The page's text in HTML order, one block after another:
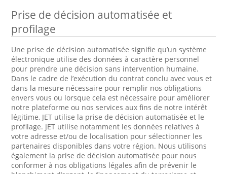
Prise de décision automatisée et
profilage
Une prise de décision automatisée signifie qu’un système
électronique utilise des données à caractère personnel
pour prendre une décision sans intervention humaine.
Dans le cadre de l’exécution du contrat conclu avec vous et
dans la mesure nécessaire pour remplir nos obligations
envers vous ou lorsque cela est nécessaire pour améliorer
notre plateforme ou nos services aux fins de notre intérêt
légitime, JET utilise la prise de décision automatisée et le
profilage. JET utilise notamment les données relatives à
votre adresse et/ou de localisation pour sélectionner les
partenaires disponibles dans votre région. Nous utilisons
également la prise de décision automatisée pour nous
conformer à nos obligations légales afin de prévenir le